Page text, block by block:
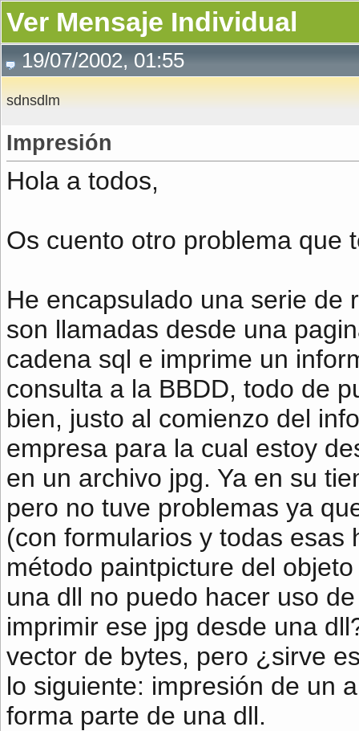
Ver Mensaje Individual
19/07/2002, 01:55
sdnsdlm
Impresión
Hola a todos,
Os cuento otro problema que
He encapsulado una serie de
son llamadas desde una
cadena sql e imprime un
consulta a la BBDD, todo de
bien, justo al comienzo del
empresa para la cual estoy
en un archivo jpg. Ya en su
pero no tuve problemas ya
(con formularios y todas esas
método paintpicture del
una dll no puedo hacer uso
imprimir ese jpg desde una
vector de bytes, pero ¿sirve
lo siguiente: impresión de un
forma parte de una dll.